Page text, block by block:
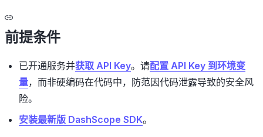
前提条件
已开通服务并获取 API Key。请配置 API Key 到环境变
量，而非硬编码在代码中，防范因代码泄露导致的安全风
险。
安装最新版 DashScope SDK。